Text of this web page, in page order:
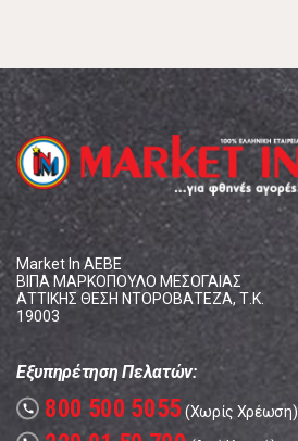
Market In ΑΕΒΕ
ΒΙΠΑ ΜΑΡΚΟΠΟΥΛΟ ΜΕΣΟΓΑΙΑΣ
ΑΤΤΙΚΗΣ ΘΕΣΗ ΝΤΟΡΟΒΑΤΕΖΑ, Τ.Κ.
19003
Εξυπηρέτηση Πελατών:
call 800 500 5055 (Χωρίς Χρέωση)